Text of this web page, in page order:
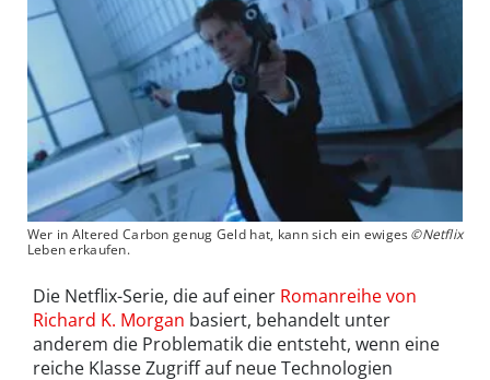
Wer in Altered Carbon genug Geld hat, kann sich ein ewiges
Leben erkaufen.
©Netflix
Die Netflix-Serie, die auf einer Romanreihe von
Richard K. Morgan basiert, behandelt unter
anderem die Problematik die entsteht, wenn eine
reiche Klasse Zugriff auf neue Technologien